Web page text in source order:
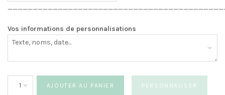
Vos informations de personnalisations
AJOUTER AU PANIER PERSONNALISER